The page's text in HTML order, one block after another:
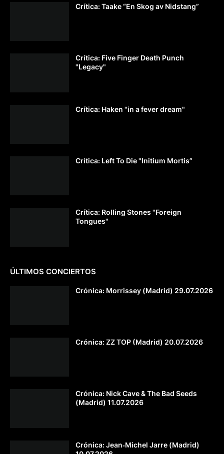
Crítica: Taake “En Skog av Nidstang”
Crítica: Five Finger Death Punch
"Legacy"
Crítica: Haken "in a fever dream"
Crítica: Left To Die "Initium Mortis”
Crítica: Rolling Stones "Foreign
Tongues"
ÚLTIMOS CONCIERTOS
Crónica: Morrissey (Madrid) 29.07.2026
Crónica: ZZ TOP (Madrid) 20.07.2026
Crónica: Nick Cave & The Bad Seeds
(Madrid) 11.07.2026
Crónica: Jean‐Michel Jarre (Madrid)